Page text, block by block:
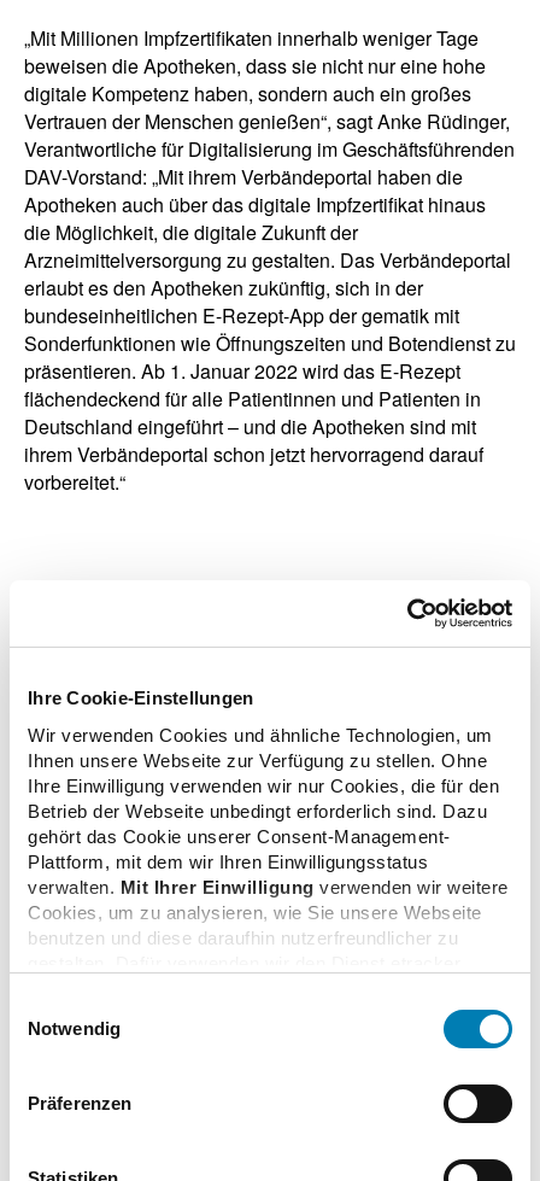
Ihre Cookie-Einstellungen
Wir verwenden Cookies und ähnliche Technologien, um
Ihnen unsere Webseite zur Verfügung zu stellen. Ohne
Ihre Einwilligung verwenden wir nur Cookies, die für den
Betrieb der Webseite unbedingt erforderlich sind. Dazu
gehört das Cookie unserer Consent-Management-
Plattform, mit dem wir Ihren Einwilligungsstatus
verwalten. Mit Ihrer Einwilligung verwenden wir weitere
Cookies, um zu analysieren, wie Sie unsere Webseite
benutzen und diese daraufhin nutzerfreundlicher zu
Adresse und Ihr Surfverhalten verarbeitet. Mit einem
Klick auf „Cookies zulassen“ stimmen Sie der
erforderlichen Cookies zu. Über die Schaltfläche „Nur
notwendige Cookies verwenden“ können Sie die nicht
unteren Regler Ihre persönlichen Bedürfnisse individuell
Notwendig
Präferenzen
„Mit Millionen Impfzertifikaten innerhalb weniger Tage
beweisen die Apotheken, dass sie nicht nur eine hohe
digitale Kompetenz haben, sondern auch ein großes
Vertrauen der Menschen genießen“, sagt Anke Rüdinger,
Verantwortliche für Digitalisierung im Geschäftsführenden
DAV-Vorstand: „Mit ihrem Verbändeportal haben die
Apotheken auch über das digitale Impfzertifikat hinaus
die Möglichkeit, die digitale Zukunft der
Arzneimittelversorgung zu gestalten. Das Verbändeportal
erlaubt es den Apotheken zukünftig, sich in der
bundeseinheitlichen E-Rezept-App der gematik mit
Sonderfunktionen wie Öffnungszeiten und Botendienst zu
präsentieren. Ab 1. Januar 2022 wird das E-Rezept
flächendeckend für alle Patientinnen und Patienten in
Deutschland eingeführt – und die Apotheken sind mit
ihrem Verbändeportal schon jetzt hervorragend darauf
vorbereitet.“
Zusatzinformationen
Verwandte Nachrichten
Verbändeportal wird weiter ausgebaut
29.07.2021